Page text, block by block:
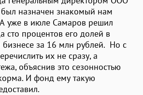
был назначен знакомый нам
А уже в июле Самаров решил
сто процентов его долей в
за 16 млн рублей. Но с
их не сразу, а
объяснив это сезонностью
И фонд ему такую